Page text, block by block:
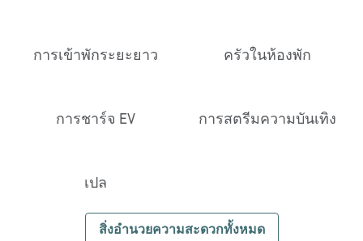
การเข้าพักระยะยาว ครัวในห้องพัก
การชาร์จ EV การสตรีมความบันเทิง
เปล
สิ่งอํานวยความสะดวกทั้งหมด